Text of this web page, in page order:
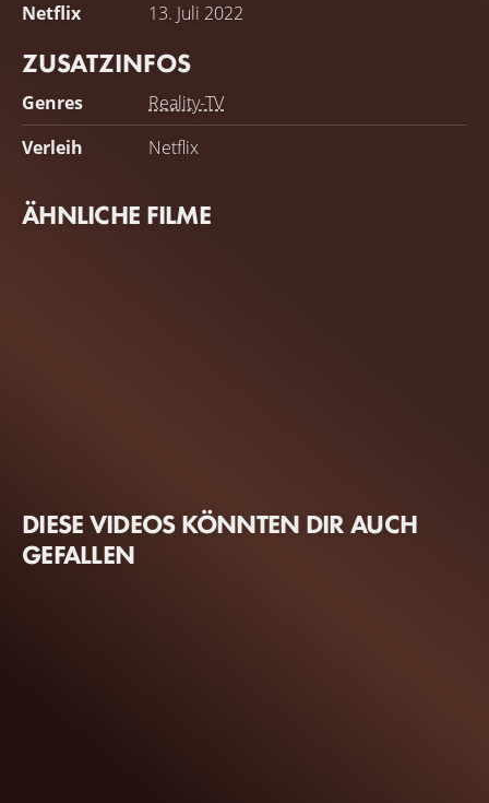
Netflix 13. Juli 2022
ZUSATZINFOS
Genres
Reality-TV
Verleih
Netflix
ÄHNLICHE FILME
DIESE VIDEOS KÖNNTEN DIR AUCH
GEFALLEN